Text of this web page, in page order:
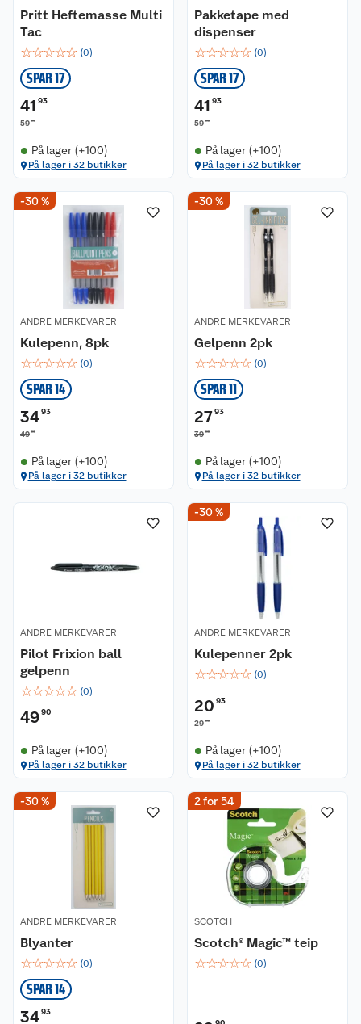
Pritt Heftemasse Multi
Tac
☆☆☆☆☆ (0)
SPAR 17
41 93
5990
På lager (+100)
På lager i 32 butikker
Pakketape med
dispenser
☆☆☆☆☆ (0)
SPAR 17
41 93
5990
På lager (+100)
På lager i 32 butikker
-30 %
ANDRE MERKEVARER
Kulepenn, 8pk
☆☆☆☆☆ (0)
SPAR 14
3493
4990
På lager (+100)
På lager i 32 butikker
-30 %
ANDRE MERKEVARER
Gelpenn 2pk
☆☆☆☆☆ (0)
SPAR 11
2793
3990
På lager (+100)
På lager i 32 butikker
ANDRE MERKEVARER
Pilot Frixion ball
gelpenn
☆☆☆☆☆ (0)
4990
På lager (+100)
På lager i 32 butikker
-30 %
ANDRE MERKEVARER
Kulepenner 2pk
☆☆☆☆☆ (0)
20 93
2990
På lager (+100)
På lager i 32 butikker
-30 %
ANDRE MERKEVARER
Blyanter
☆☆☆☆☆ (0)
SPAR 14
3493
2 for 54
SCOTCH
Scotch® Magic™ teip
☆☆☆☆☆ (0)